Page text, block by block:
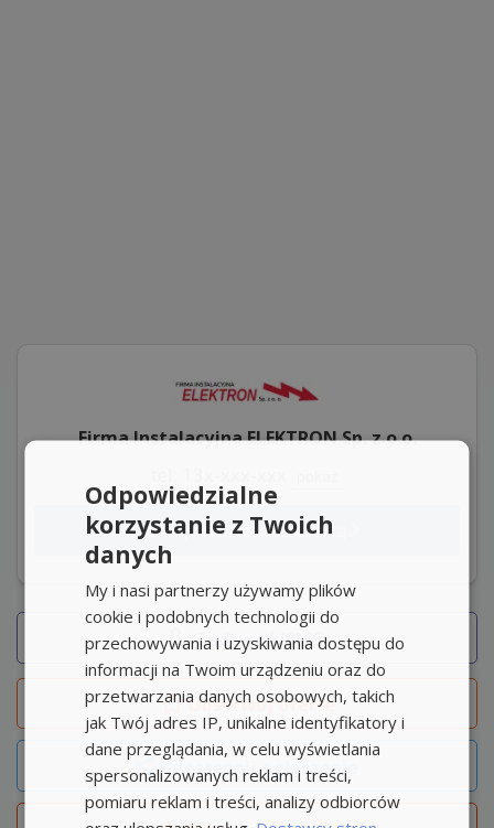
Firma Instalacyjna ELEKTRON Sp. z o.o.
Aplikuj na stronie z ofertą
Zadzwoń/SMS
Obserwujofertę
Udostępnij ogłoszenie
Odpowiedzialne
korzystanie z Twoich
danych
My i nasi partnerzy używamy plików
cookie i podobnych technologii do
przechowywania i uzyskiwania dostępu do
informacji na Twoim urządzeniu oraz do
przetwarzania danych osobowych, takich
jak Twój adres IP, unikalne identyfikatory i
dane przeglądania, w celu wyświetlania
spersonalizowanych reklam i treści,
pomiaru reklam i treści, analizy odbiorców